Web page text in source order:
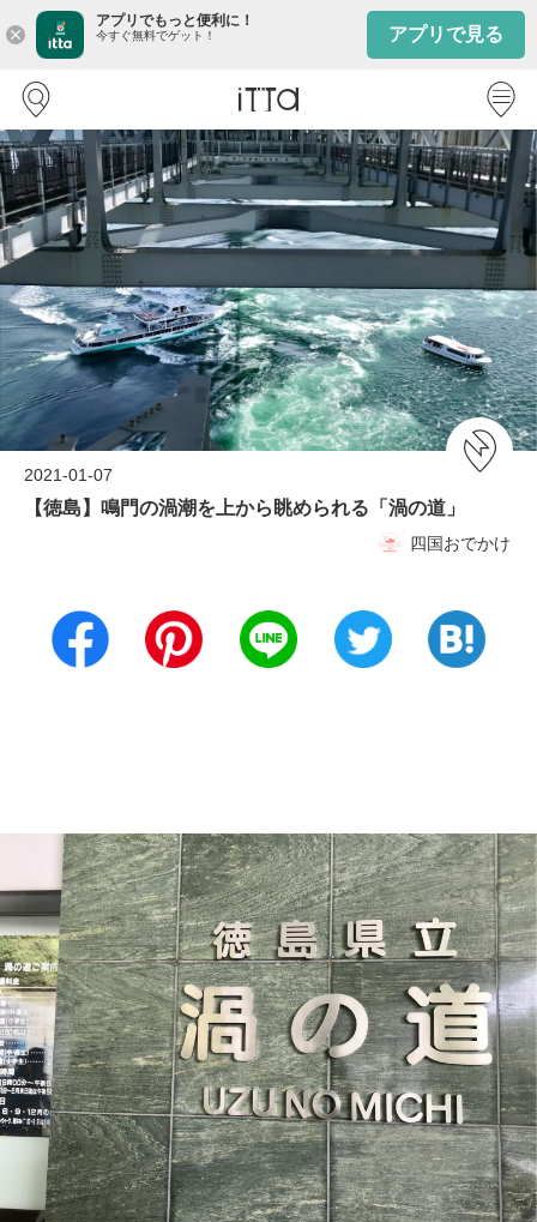
close
アプリでもっと便利に！
今すぐ無料でゲット！ アプリで見る
2021-01-07
【徳島】鳴門の渦潮を上から眺められる「渦の道」
四国おでかけ